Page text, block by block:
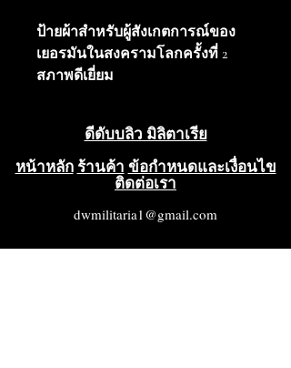
ป้ายผ้าสำหรับผู้สังเกตการณ์ของ
เยอรมันในสงครามโลกครั้งที่ 2
สภาพดีเยี่ยม
ดีดับบลิว มิลิตาเรีย
หน้าหลัก ร้านค้า ข้อกำหนดและเงื่อนไข
ติดต่อเรา
dwmilitaria1@gmail.com